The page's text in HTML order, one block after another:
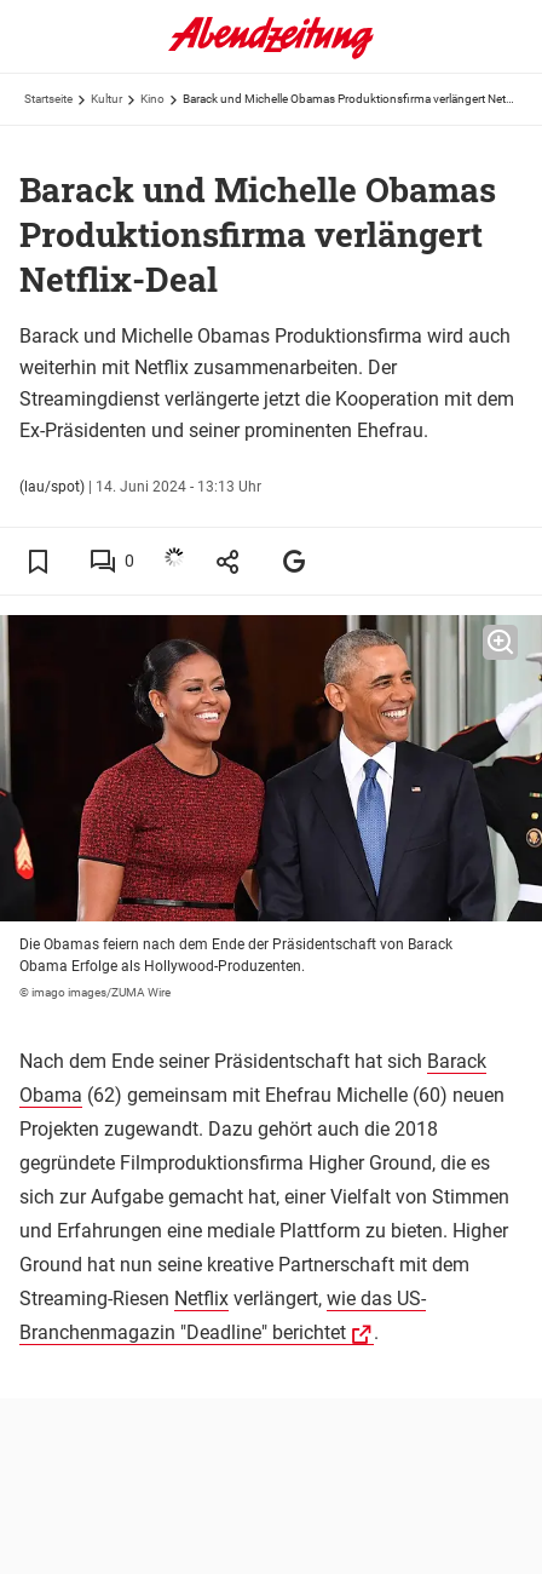
Startseite Kultur Kino
Barack und Michelle Obamas
Produktionsfirma verlängert
Netflix-Deal
Barack und Michelle Obamas Produktionsfirma wird auch
weiterhin mit Netflix zusammenarbeiten. Der
Streamingdienst verlängerte jetzt die Kooperation mit dem
Ex-Präsidenten und seiner prominenten Ehefrau.
(lau/spot) | 14. Juni 2024 - 13:13 Uhr
0
Die Obamas feiern nach dem Ende der Präsidentschaft von Barack
Obama Erfolge als Hollywood-Produzenten.
© imago images/ZUMA Wire
Nach dem Ende seiner Präsidentschaft hat sich Barack
Obama (62) gemeinsam mit Ehefrau Michelle (60) neuen
Projekten zugewandt. Dazu gehört auch die 2018
gegründete Filmproduktionsfirma Higher Ground, die es
sich zur Aufgabe gemacht hat, einer Vielfalt von Stimmen
und Erfahrungen eine mediale Plattform zu bieten. Higher
Ground hat nun seine kreative Partnerschaft mit dem
Streaming-Riesen Netflix verlängert, wie das US-
Branchenmagazin "Deadline" berichtet
.